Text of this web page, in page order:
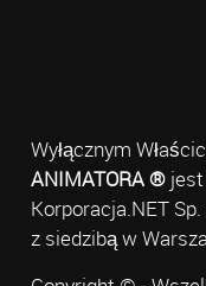
Wyłącznym
ANIMATORA ®jest
Korporacja.NET Sp.
z siedzibą w